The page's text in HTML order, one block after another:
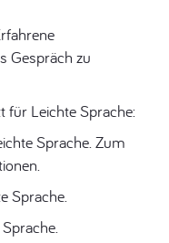
Gespräch zu
für Leichte Sprache:
Sprache. Zum
Sprache.